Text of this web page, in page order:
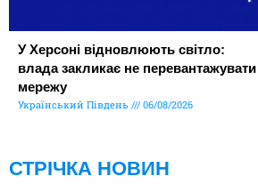
У Херсоні відновлюють світло:
влада закликає не перевантажувати
мережу
Український Південь 06/08/2026
СТРІЧКА НОВИН